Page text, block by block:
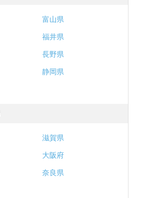
富山県
福井県
長野県
静岡県
滋賀県
大阪府
奈良県